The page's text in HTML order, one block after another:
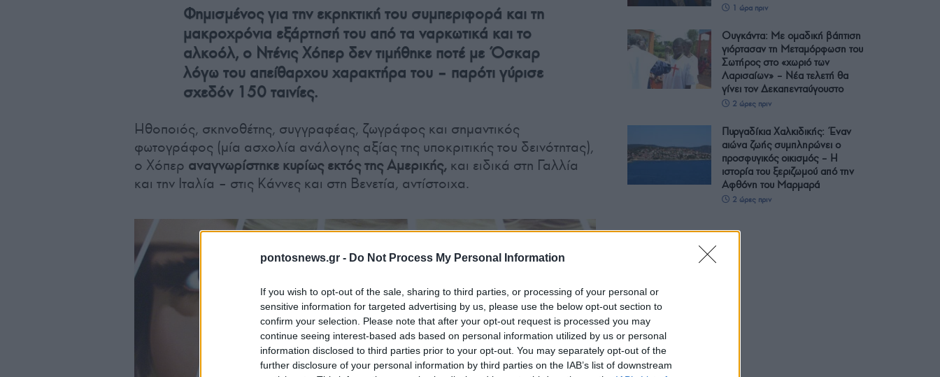
pontosnews.gr - Do Not Process My Personal Information
If you wish to opt-out of the sale, sharing to third parties, or processing of your personal or
sensitive information for targeted advertising by us, please use the below opt-out section to
confirm your selection. Please note that after your opt-out request is processed you may
continue seeing interest-based ads based on personal information utilized by us or personal
information disclosed to third parties prior to your opt-out. You may separately opt-out of the
further disclosure of your personal information by third parties on the IAB’s list of downstream
Φημισμένος για την εκρηκτική του συμπεριφορά και τη
μακροχρόνια εξάρτησή του από τα ναρκωτικά και το
αλκοόλ, ο Ντένις Χόπερ δεν τιμήθηκε ποτέ με Όσκαρ
λόγω του απείθαρχου χαρακτήρα του – παρότι γύρισε
σχεδόν 150 ταινίες.
Ηθοποιός, σκηνοθέτης, συγγραφέας, ζωγράφος και σημαντικός
φωτογράφος (μία ασχολία ανάλογης αξίας της υποκριτικής του δεινότητας),
ο Χόπερ αναγνωρίστηκε κυρίως εκτός της Αμερικής, και ειδικά στη Γαλλία
και την Ιταλία – στις Κάννες και στη Βενετία, αντίστοιχα.
1 ώρα πριν
Ουγκάντα: Με ομαδική βάπτιση
γιόρτασαν τη Μεταμόρφωση του
Σωτήρος στο «χωριό των
Λαρισαίων» – Νέα τελετή θα
γίνει τον Δεκαπενταύγουστο
2 ώρες πριν
Πυργαδίκια Χαλκιδικής: Έναν
αιώνα ζωής συμπληρώνει ο
προσφυγικός οικισμός – Η
ιστορία του ξεριζωμού από την
Αφθόνη του Μαρμαρά
2 ώρες πριν